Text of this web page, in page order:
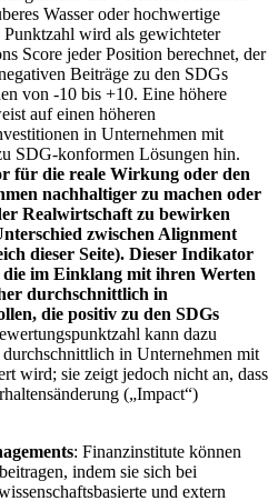
Wasser oder hochwertige
wird als gewichteter
Score jeder Position berechnet, der
Beiträge zu den SDGs
von -10 bis +10. Eine höhere
auf einen höheren
in Unternehmen mit
SDG-konformen Lösungen hin.
für die reale Wirkung oder den
nachhaltiger zu machen oder
Realwirtschaft zu bewirken
zwischen Alignment
dieser Seite). Dieser Indikator
im Einklang mit ihren Werten
durchschnittlich in
die positiv zu den SDGs
kann dazu
durchschnittlich in Unternehmen mit
wird; sie zeigt jedoch nicht an, dass
(„Impact“)
: Finanzinstitute können
indem sie sich bei
und extern